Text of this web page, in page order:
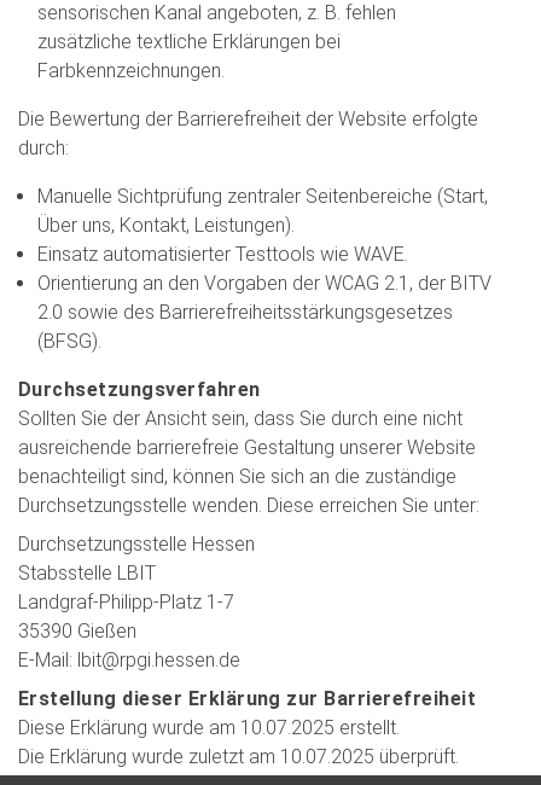
sensorischen Kanal angeboten, z. B. fehlen
zusätzliche textliche Erklärungen bei
Farbkennzeichnungen.
Die Bewertung der Barrierefreiheit der Website erfolgte
durch:
Manuelle Sichtprüfung zentraler Seitenbereiche (Start,
Über uns, Kontakt, Leistungen).
Einsatz automatisierter Testtools wie WAVE.
Orientierung an den Vorgaben der WCAG 2.1, der BITV
2.0 sowie des Barrierefreiheitsstärkungsgesetzes
(BFSG).
Durchsetzungsverfahren
Sollten Sie der Ansicht sein, dass Sie durch eine nicht
ausreichende barrierefreie Gestaltung unserer Website
benachteiligt sind, können Sie sich an die zuständige
Durchsetzungsstelle wenden. Diese erreichen Sie unter:
Durchsetzungsstelle Hessen
Stabsstelle LBIT
Landgraf-Philipp-Platz 1-7
35390 Gießen
E-Mail: lbit@rpgi.hessen.de
Erstellung dieser Erklärung zur Barrierefreiheit
Diese Erklärung wurde am 10.07.2025 erstellt.
Die Erklärung wurde zuletzt am 10.07.2025 überprüft.